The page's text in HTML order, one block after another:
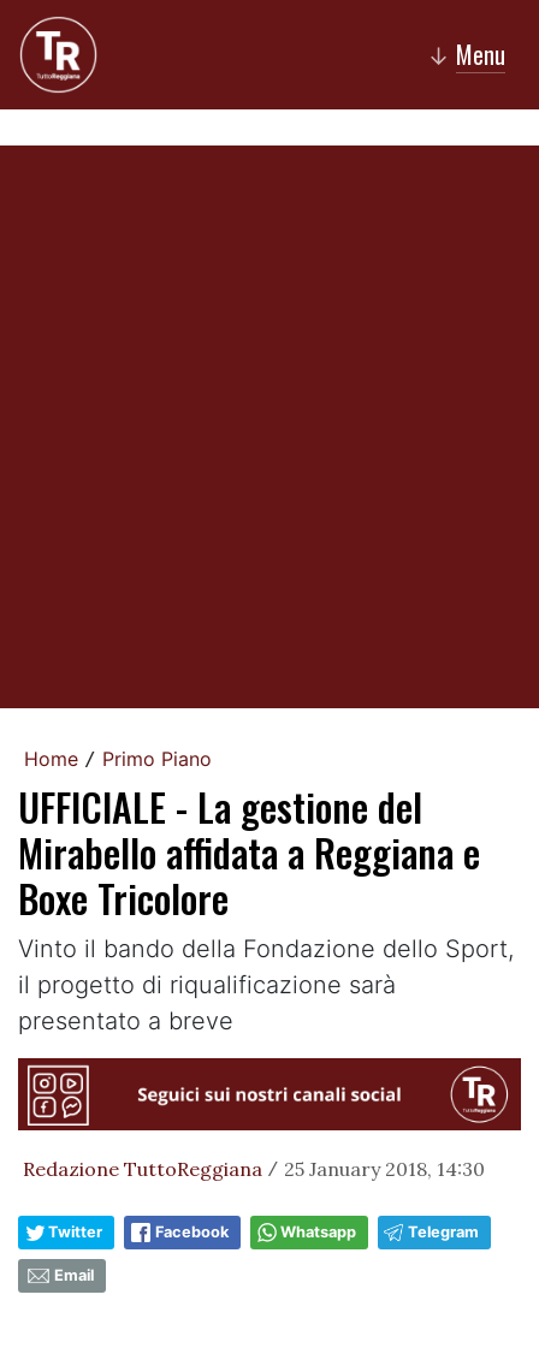
↓ Menu
Home / Primo Piano
UFFICIALE - La gestione del
Mirabello affidata a Reggiana e
Boxe Tricolore
Vinto il bando della Fondazione dello Sport,
il progetto di riqualificazione sarà
presentato a breve
Redazione TuttoReggiana / 25 January 2018, 14:30
Twitter Facebook Whatsapp Telegram
Email